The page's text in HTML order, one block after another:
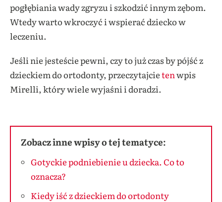
pogłębiania wady zgryzu i szkodzić innym zębom.
Wtedy warto wkroczyć i wspierać dziecko w
leczeniu.
Jeśli nie jesteście pewni, czy to już czas by pójść z
dzieckiem do ortodonty, przeczytajcietenwpis
Mirelli, który wiele wyjaśni i doradzi.
Zobacz inne wpisy o tej tematyce:
Gotyckie podniebienie u dziecka. Co to
oznacza?
Kiedy iść z dzieckiem do ortodonty